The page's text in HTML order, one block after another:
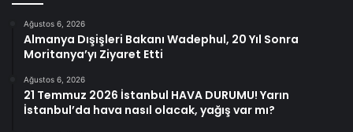
Ağustos 6, 2026
Almanya Dışişleri Bakanı Wadephul, 20 Yıl Sonra
Moritanya’yı Ziyaret Etti
Ağustos 6, 2026
21 Temmuz 2026 İstanbul HAVA DURUMU! Yarın
İstanbul’da hava nasıl olacak, yağış var mı?